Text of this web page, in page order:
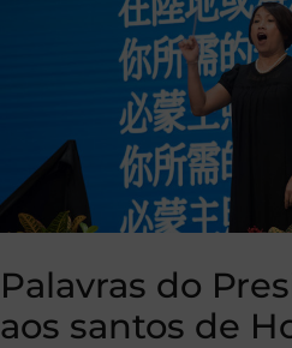
Palavras do
aos santos de